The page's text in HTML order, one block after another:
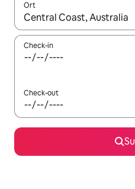
Ort
Wenn Ergebnisse verfügbar
Check-in
Check-out